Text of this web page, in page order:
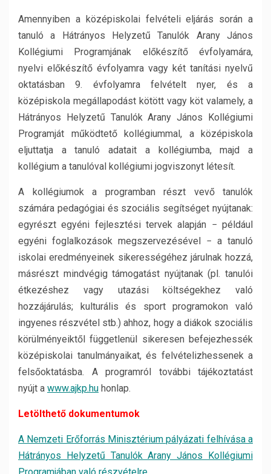
Amennyiben a középiskolai felvételi eljárás során a
tanuló a Hátrányos Helyzetű Tanulók Arany János
Kollégiumi Programjának előkészítő évfolyamára,
nyelvi előkészítő évfolyamra vagy két tanítási nyelvű
oktatásban 9. évfolyamra felvételt nyer, és a
középiskola megállapodást kötött vagy köt valamely, a
Hátrányos Helyzetű Tanulók Arany János Kollégiumi
Programját működtető kollégiummal, a középiskola
eljuttatja a tanuló adatait a kollégiumba, majd a
kollégium a tanulóval kollégiumi jogviszonyt létesít.
A kollégiumok a programban részt vevő tanulók
számára pedagógiai és szociális segítséget nyújtanak:
egyrészt egyéni fejlesztési tervek alapján − például
egyéni foglalkozások megszervezésével − a tanuló
iskolai eredményeinek sikerességéhez járulnak hozzá,
másrészt mindvégig támogatást nyújtanak (pl. tanulói
étkezéshez vagy utazási költségekhez való
hozzájárulás; kulturális és sport programokon való
ingyenes részvétel stb.) ahhoz, hogy a diákok szociális
körülményeiktől függetlenül sikeresen befejezhessék
középiskolai tanulmányaikat, és felvételizhessenek a
felsőoktatásba. A programról további tájékoztatást
nyújt a www.ajkp.hu honlap.
Letölthető dokumentumok
A Nemzeti Erőforrás Minisztérium pályázati felhívása a
Hátrányos Helyzetű Tanulók Arany János Kollégiumi